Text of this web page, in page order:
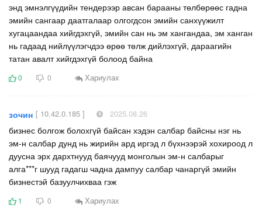
энд эмнэлгүүдийн тендерээр авсан барааны төлбөрөөс гадна
эмийн сангаар даатгалаар олгогдсон эмийн санхүүжилт
хугацаандаа хийгдэхгүй, эмийн сан нь эм хангандаа, эм ханган
нь гадаад нийлүүлэгчдээ өрөө төлж дийлэхгүй, дараагийн
татан авалт хийгдэхгүй болоод байна
0 0 Хариулах
зочин [ 10.42.0.185 ] 2025.08.26
бизнес болгож болохгүй байсан хэдэн салбар байсны нэг нь
эм-н салбар дунд нь жирийн ард иргэд л бүхнээрэй хохироод л
дуусна эрх дархтнууд баячууд монголын эм-н салбарыг
алга***г шууд гадагш чадна дампуу салбар чанаргүй эмийн
бизнестэй базуулчихваа гэж
1 0 Хариулах